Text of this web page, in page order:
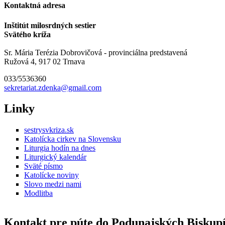
Kontaktná adresa
Inštitút milosrdných sestier
Svätého kríža
Sr. Mária Terézia Dobrovičová - provinciálna predstavená
Ružová 4, 917 02 Trnava
033/5536360
sekretariat.zdenka@gmail.com
Linky
sestrysvkriza.sk
Katolícka cirkev na Slovensku
Liturgia hodín na dnes
Liturgický kalendár
Sväté písmo
Katolícke noviny
Slovo medzi nami
Modlitba